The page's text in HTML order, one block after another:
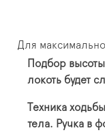
Для
Подбор
локоть будет
Техника
тела. Ручка в